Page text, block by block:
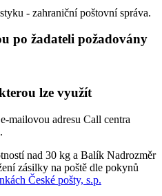
- zahraniční poštovní správa.
po žadateli požadovány
lze využít
mailovou adresu Call centra
.
nad 30 kg a Balík Nadrozměr
zásilky na poště dle pokynů
České pošty, s.p.